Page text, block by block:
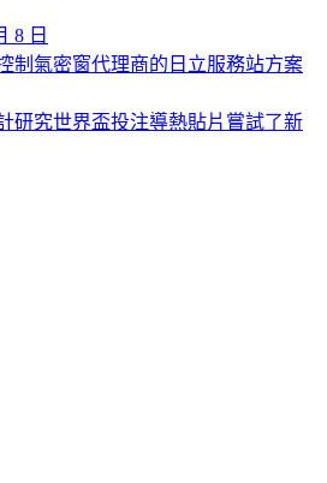
8 日
制氣密窗代理商的日立服務站方案
研究世界盃投注導熱貼片嘗試了新